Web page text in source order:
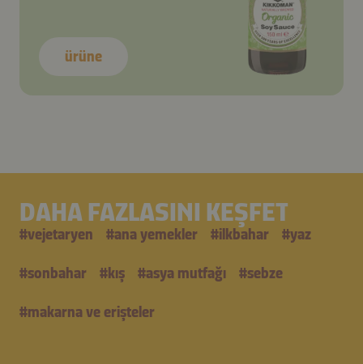
ürüne
DAHA FAZLASINI KEŞFET
#vejetaryen #ana yemekler #i̇lkbahar #yaz
#sonbahar #kış #asya mutfağı #sebze
#makarna ve erişteler